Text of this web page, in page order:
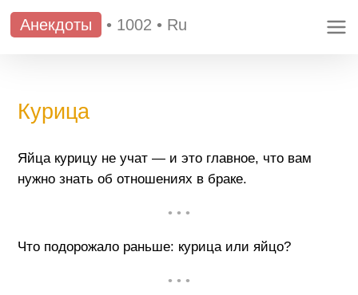
Анекдоты • 1002 • Ru
Курица
Яйца курицу не учат — и это главное, что вам
нужно знать об отношениях в браке.
• • •
Что подорожало раньше: курица или яйцо?
• • •